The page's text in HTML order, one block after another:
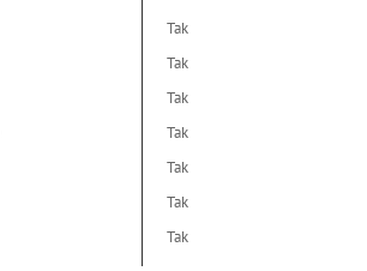
Tak
Tak
Tak
Tak
Tak
Tak
Tak